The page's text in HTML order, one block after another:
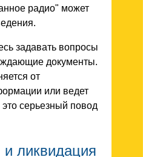
радио" может
задавать вопросы
документы.
от
или ведет
серьезный повод
и ликвидация